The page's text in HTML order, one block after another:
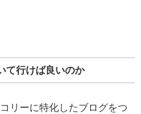
て行けば良いのか
リーに特化したブログをつ